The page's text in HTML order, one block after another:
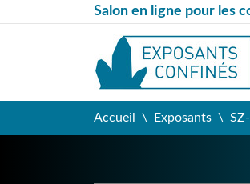
Salon en ligne pour les
Accueil Exposants